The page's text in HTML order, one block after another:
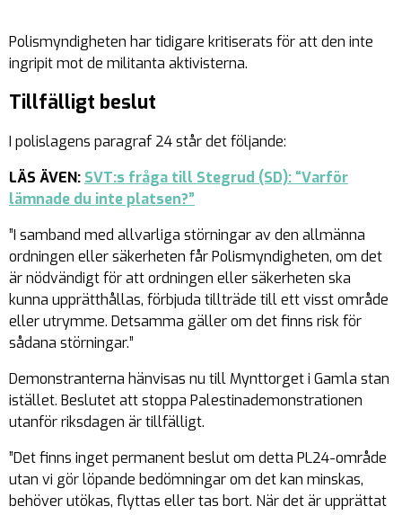
Polismyndigheten har tidigare kritiserats för att den inte
ingripit mot de militanta aktivisterna.
Tillfälligt beslut
I polislagens paragraf 24 står det följande:
LÄS ÄVEN: SVT:s fråga till Stegrud (SD): “Varför
lämnade du inte platsen?”
”I samband med allvarliga störningar av den allmänna
ordningen eller säkerheten får Polismyndigheten, om det
är nödvändigt för att ordningen eller säkerheten ska
kunna upprätthållas, förbjuda tillträde till ett visst område
eller utrymme. Detsamma gäller om det finns risk för
sådana störningar.”
Demonstranterna hänvisas nu till Mynttorget i Gamla stan
istället. Beslutet att stoppa Palestinademonstrationen
utanför riksdagen är tillfälligt.
”Det finns inget permanent beslut om detta PL24-område
utan vi gör löpande bedömningar om det kan minskas,
behöver utökas, flyttas eller tas bort. När det är upprättat